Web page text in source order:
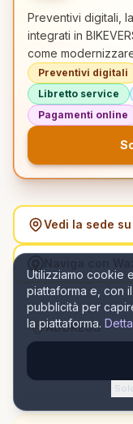
Utilizziamo cookie
piattaforma e, con
pubblicità per
la piattaforma.
Preventivi digitali,
integrati in
come
Preventivi digitali
Libretto service
Pagamenti online
Vedi la sede
ADDRESS
Strada Ion Barac